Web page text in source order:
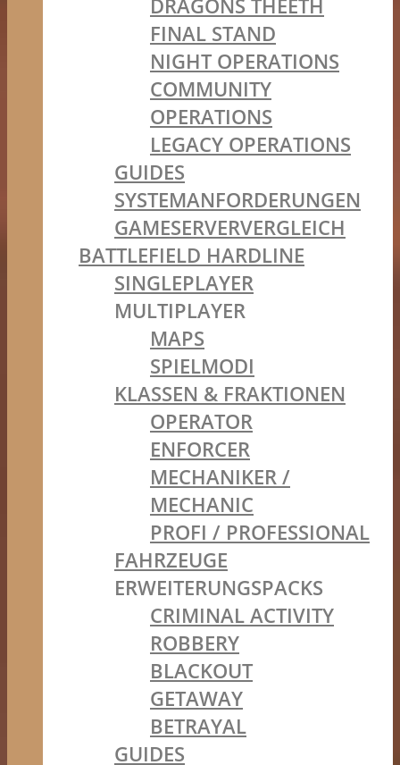
DRAGONS THEETH
FINAL STAND
NIGHT OPERATIONS
COMMUNITY
OPERATIONS
LEGACY OPERATIONS
GUIDES
SYSTEMANFORDERUNGEN
GAMESERVERVERGLEICH
BATTLEFIELD HARDLINE
SINGLEPLAYER
MULTIPLAYER
MAPS
SPIELMODI
KLASSEN & FRAKTIONEN
OPERATOR
ENFORCER
MECHANIKER /
MECHANIC
PROFI / PROFESSIONAL
FAHRZEUGE
ERWEITERUNGSPACKS
CRIMINAL ACTIVITY
ROBBERY
BLACKOUT
GETAWAY
BETRAYAL
GUIDES